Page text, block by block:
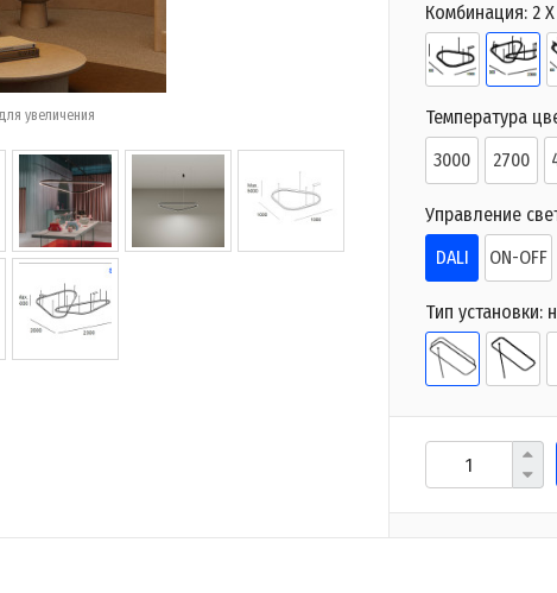
увеличения
Комбинация: 2
Температура
3000
2700
Управление
DALI
ON-OFF
Тип установки: